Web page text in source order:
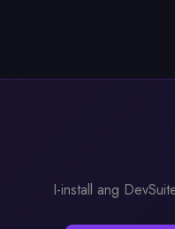
I-install ang